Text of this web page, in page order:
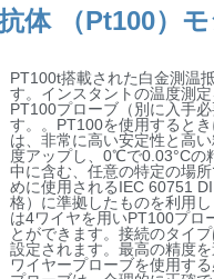
体 （Pt100）
PT100t搭載された白金測温
す。インスタントの温度測
PT100プローブ（別に入手
す。。PT100を使用すると
は、非常に高い安定性と高
度アップし、0℃で0.03°Cの
中に含む、任意の特定の場
めに使用されるIEC 60751
格）に準拠したものを利用
は4ワイヤを用いPT100プロ
とができます。接続のタイ
設定されます。最高の精度
ワイヤープローブを使用す